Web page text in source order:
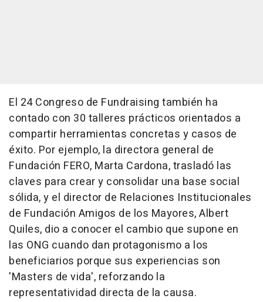
El 24 Congreso de Fundraising también ha
contado con 30 talleres prácticos orientados a
compartir herramientas concretas y casos de
éxito. Por ejemplo, la directora general de
Fundación FERO, Marta Cardona, trasladó las
claves para crear y consolidar una base social
sólida, y el director de Relaciones Institucionales
de Fundación Amigos de los Mayores, Albert
Quiles, dio a conocer el cambio que supone en
las ONG cuando dan protagonismo a los
beneficiarios porque sus experiencias son
'Masters de vida', reforzando la
representatividad directa de la causa.